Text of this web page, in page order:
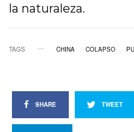
la naturaleza.
TAGS CHINA COLAPSO
SHARE TWEET